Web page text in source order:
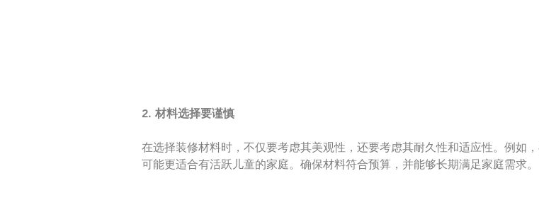
2. 材料选择要谨慎
在选择装修材料时，不仅要考虑其美观性，还要考虑其耐久性和适应性。例如
可能更适合有活跃儿童的家庭。确保材料符合预算，并能够长期满足家庭需求。